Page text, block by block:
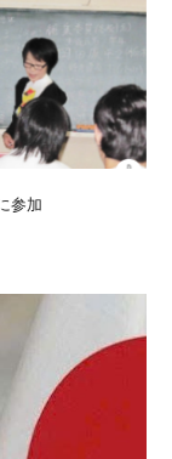
参加